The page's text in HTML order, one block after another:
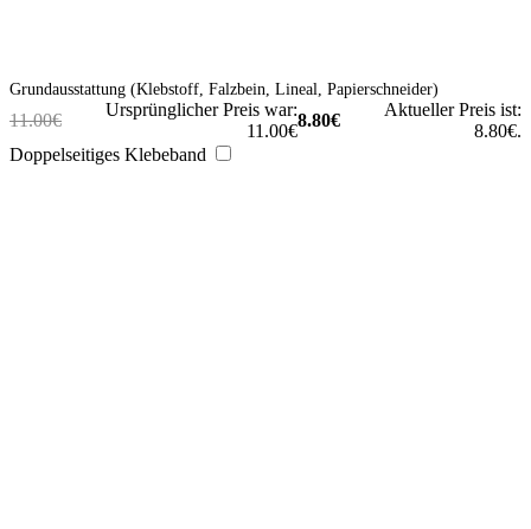
Grundausstattung (Klebstoff, Falzbein, Lineal, Papierschneider)
11.00€
Ursprünglicher Preis war:
11.00€
8.80€
Aktueller Preis ist:
8.80€.
Doppelseitiges Klebeband